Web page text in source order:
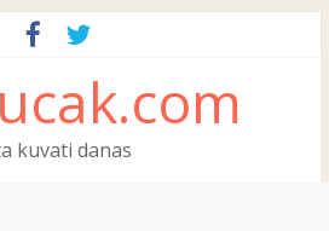
kuvati danas